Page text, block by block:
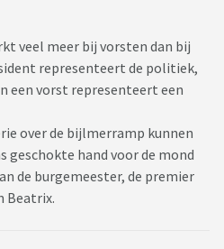
veel meer bij vorsten dan bij
representeert de politiek,
een vorst representeert een
over de bijlmerramp kunnen
geschokte hand voor de mond
de burgemeester, de premier
Beatrix.